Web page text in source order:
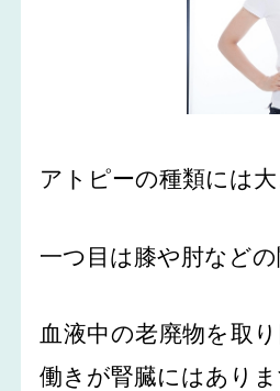
アトピーの種類には
一つ目は膝や肘など
血液中の老廃物を取
働きが腎臓にはありま